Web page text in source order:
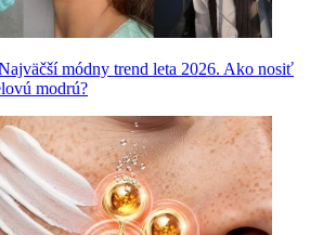
módny trend leta 2026. Ako nosiť
modrú?